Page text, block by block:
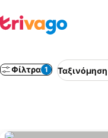
Φίλτρα 1 Ταξινόμηση